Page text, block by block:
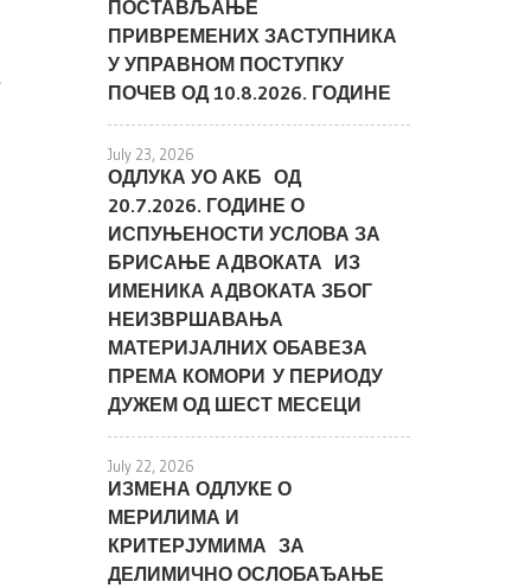
ПОСТАВЉАЊЕ
ПРИВРЕМЕНИХ ЗАСТУПНИКА
У УПРАВНОМ ПОСТУПКУ
ПОЧЕВ ОД 10.8.2026. ГОДИНЕ
July 23, 2026
ОДЛУКА УО АКБ ОД
20.7.2026. ГОДИНЕ О
ИСПУЊЕНОСТИ УСЛОВА ЗА
БРИСАЊЕ АДВОКАТА ИЗ
ИМЕНИКА АДВОКАТА ЗБОГ
НЕИЗВРШАВАЊА
МАТЕРИЈАЛНИХ ОБАВЕЗА
ПРЕМА КОМОРИ У ПЕРИОДУ
ДУЖЕМ ОД ШЕСТ МЕСЕЦИ
July 22, 2026
ИЗМЕНА ОДЛУКЕ О
МЕРИЛИМА И
КРИТЕРЈУМИМА ЗА
ДЕЛИМИЧНО ОСЛОБАЂАЊЕ